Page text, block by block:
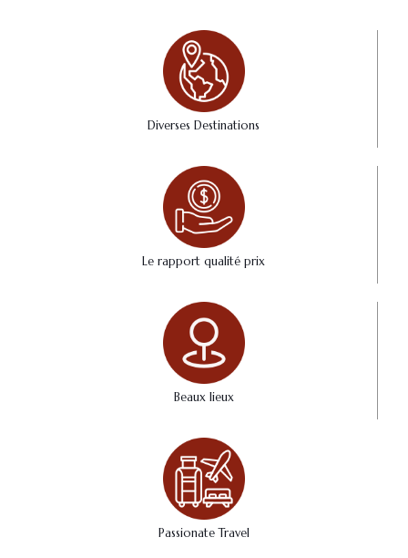
Diverses Destinations
Le rapport qualité prix
Beaux lieux
Passionate Travel